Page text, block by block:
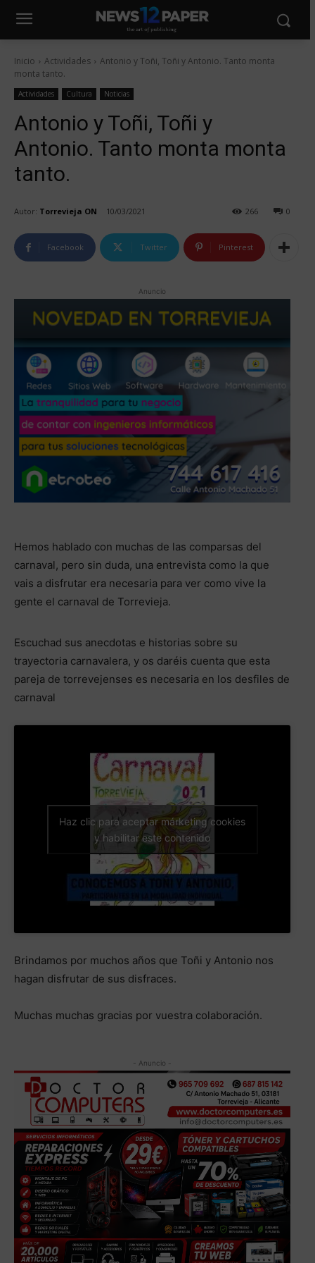
Inicio Actividades
Antonio y Toñi, Toñi y Antonio. Tanto monta
monta tanto.
Actividades Cultura Noticias
Antonio y Toñi, Toñi y
Antonio. Tanto monta monta
tanto.
Autor: Torrevieja ON 10/03/2021 0
266
Facebook Twitter Pinterest
Anuncio
Hemos hablado con muchas de las comparsas del
carnaval, pero sin duda, una entrevista como la que
vais a disfrutar era necesaria para ver como vive la
gente el carnaval de Torrevieja.
Escuchad sus anecdotas e historias sobre su
trayectoria carnavalera, y os daréis cuenta que esta
pareja de torrevejenses es necesaria en los desfiles de
carnaval
Haz clic para aceptar márketing cookies
y habilitar este contenido
Brindamos por muchos años que Toñi y Antonio nos
hagan disfrutar de sus disfraces.
Muchas muchas gracias por vuestra colaboración.
- Anuncio -